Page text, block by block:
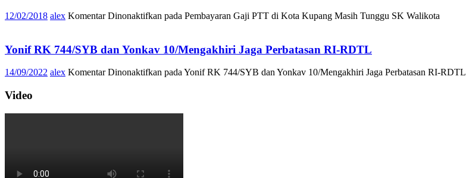
12/02/2018 alex Komentar Dinonaktifkan pada Pembayaran Gaji PTT di Kota Kupang Masih Tunggu SK Walikota
Yonif RK 744/SYB dan Yonkav 10/Mengakhiri Jaga Perbatasan RI-RDTL
14/09/2022 alex Komentar Dinonaktifkan pada Yonif RK 744/SYB dan Yonkav 10/Mengakhiri Jaga Perbatasan RI-RDTL
Video